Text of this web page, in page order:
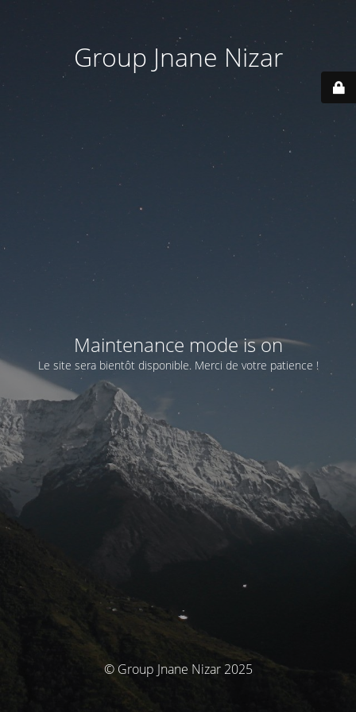
Group Jnane Nizar
Maintenance mode is on
Le site sera bientôt disponible. Merci de votre patience !
© Group Jnane Nizar 2025